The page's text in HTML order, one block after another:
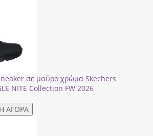
σε μαύρο χρώμα Skechers
NITE Collection FW 2026
ΑΓΟΡΑ